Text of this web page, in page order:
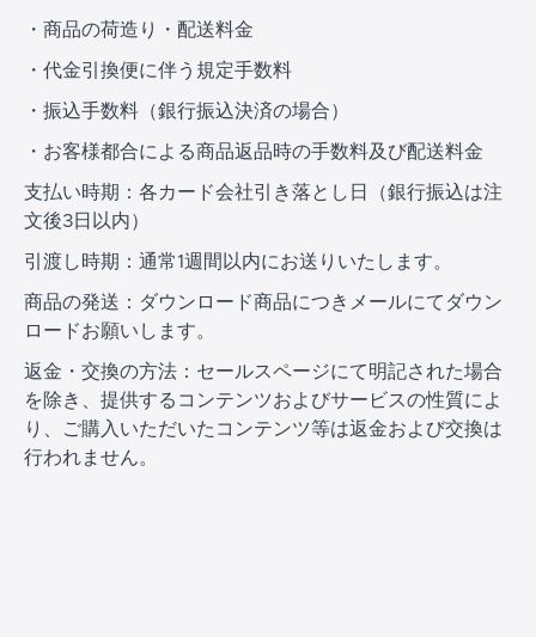
・商品の荷造り・配送料金
・代金引換便に伴う規定手数料
・振込手数料（銀行振込決済の場合）
・お客様都合による商品返品時の手数料及び配送料金
支払い時期：各カード会社引き落とし日（銀行振込は注
文後3日以内）
引渡し時期：通常1週間以内にお送りいたします。
商品の発送：ダウンロード商品につきメールにてダウン
ロードお願いします。
返金・交換の方法：セールスページにて明記された場合
を除き、提供するコンテンツおよびサービスの性質によ
り、ご購入いただいたコンテンツ等は返金および交換は
行われません。